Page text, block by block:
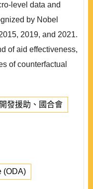
level data and
by Nobel
2019, and 2021.
of aid effectiveness,
of counterfactual
發援助、國合會
(ODA)